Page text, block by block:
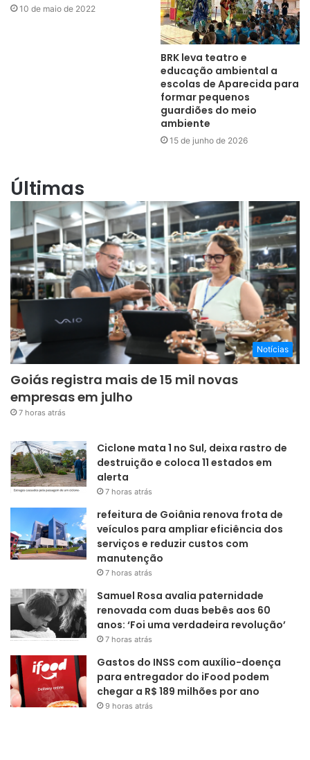
10 de maio de 2022
BRK leva teatro e
educação ambiental a
escolas de Aparecida para
formar pequenos
guardiões do meio
ambiente
15 de junho de 2026
Últimas
Notícias
Goiás registra mais de 15 mil novas
empresas em julho
7 horas atrás
Ciclone mata 1 no Sul, deixa rastro de
destruição e coloca 11 estados em
alerta
7 horas atrás
refeitura de Goiânia renova frota de
veículos para ampliar eficiência dos
serviços e reduzir custos com
manutenção
7 horas atrás
Samuel Rosa avalia paternidade
renovada com duas bebês aos 60
anos: ‘Foi uma verdadeira revolução’
7 horas atrás
Gastos do INSS com auxílio-doença
para entregador do iFood podem
chegar a R$ 189 milhões por ano
9 horas atrás